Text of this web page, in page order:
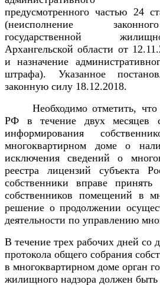
предусмотренногочастью 24
(неисполнение
государственной
Архангельской области от
и назначение
штрафа). Указанное
законную силу 18.12.2018.
Необходимо отметить,
РФ в течение двух месяцев
информирования
многоквартирном доме о
исключения сведений о
реестра лицензий субъекта
собственники вправе
собственников помещений в
решение о продолжении
деятельности по управлению
В течение трех рабочих дней со
протокола общего собрания
в многоквартирном доме орган
жилищного надзора должен быть